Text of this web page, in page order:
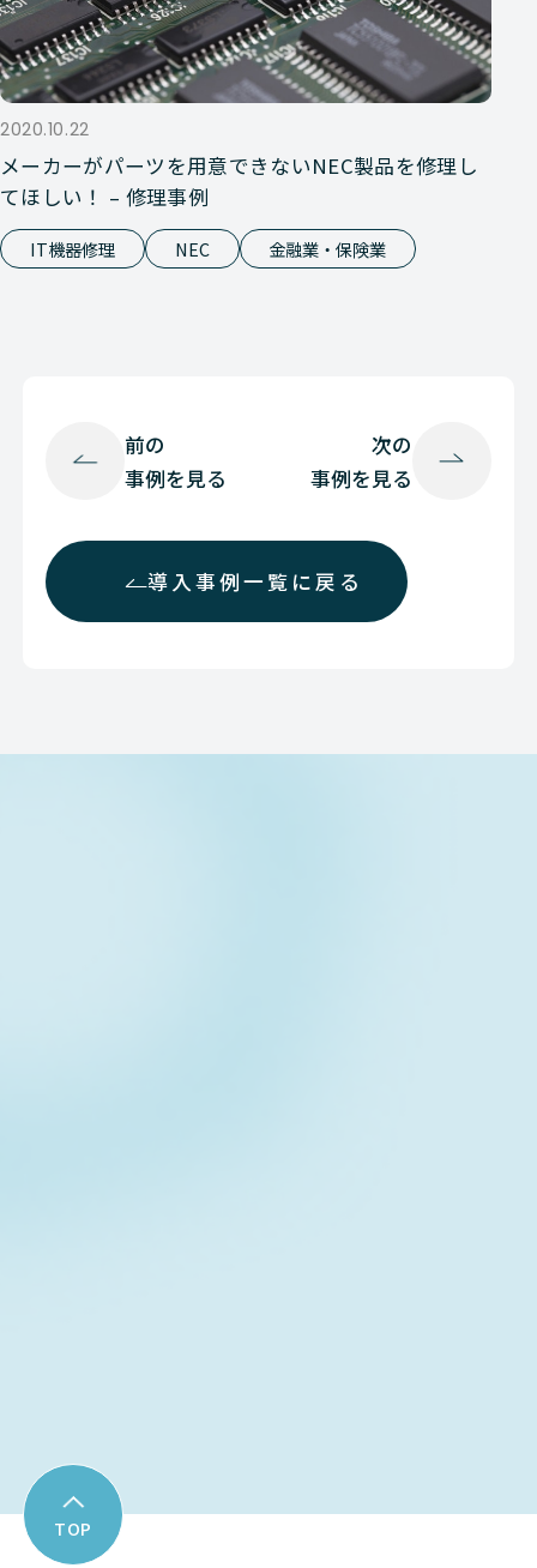
2020.10.22
メーカーがパーツを用意できないNEC製品を修理し
てほしい！ – 修理事例
IT機器修理 NEC 金融業・保険業
前の
事例を見る
導入事例一覧に戻る
次の
事例を見る
TOP